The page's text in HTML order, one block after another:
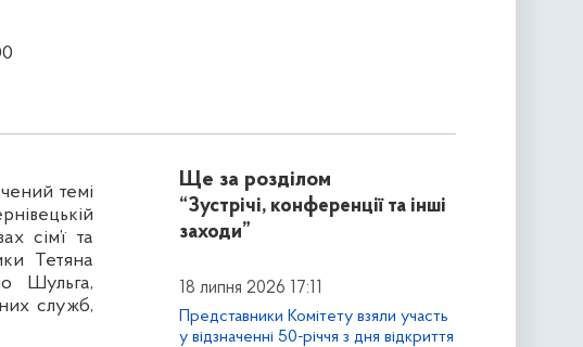
темі
сім’ї та
Тетяна
Шульга,
служб,
Ще за розділом
“Зустрічі, конференції та інші
заходи”
18 липня 2026 17:11
Представники Комітету взяли участь
у відзначенні 50-річчя з дня відкриття